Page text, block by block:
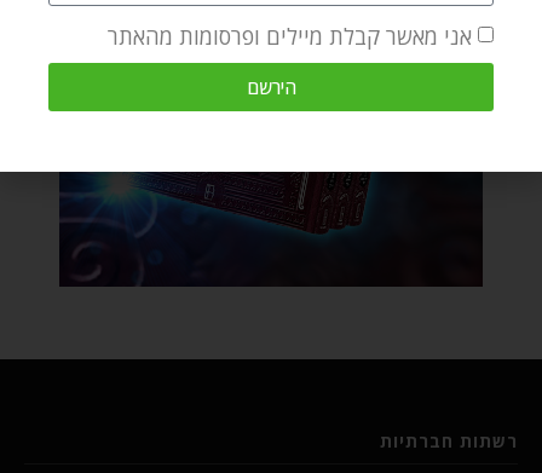
רשתות חברתיות
אני מאשר קבלת מיילים ופרסומות מהאתר
הירשם